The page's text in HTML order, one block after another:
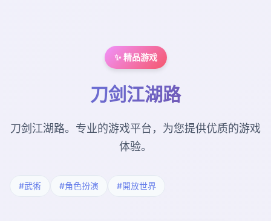
✨ 精品游戏
刀剑江湖路
刀剑江湖路。专业的游戏平台，为您提供优质的游戏
体验。
#武術 #角色扮演 #開放世界